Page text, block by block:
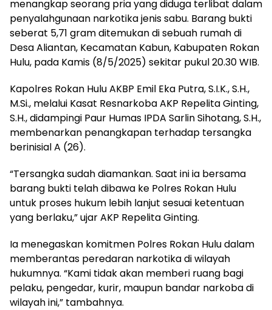
menangkap seorang pria yang diduga terlibat dalam
penyalahgunaan narkotika jenis sabu. Barang bukti
seberat 5,71 gram ditemukan di sebuah rumah di
Desa Aliantan, Kecamatan Kabun, Kabupaten Rokan
Hulu, pada Kamis (8/5/2025) sekitar pukul 20.30 WIB.
Kapolres Rokan Hulu AKBP Emil Eka Putra, S.I.K., S.H.,
M.Si., melalui Kasat Resnarkoba AKP Repelita Ginting,
S.H., didampingi Paur Humas IPDA Sarlin Sihotang, S.H.,
membenarkan penangkapan terhadap tersangka
berinisial A (26).
“Tersangka sudah diamankan. Saat ini ia bersama
barang bukti telah dibawa ke Polres Rokan Hulu
untuk proses hukum lebih lanjut sesuai ketentuan
yang berlaku,” ujar AKP Repelita Ginting.
Ia menegaskan komitmen Polres Rokan Hulu dalam
memberantas peredaran narkotika di wilayah
hukumnya. “Kami tidak akan memberi ruang bagi
pelaku, pengedar, kurir, maupun bandar narkoba di
wilayah ini,” tambahnya.